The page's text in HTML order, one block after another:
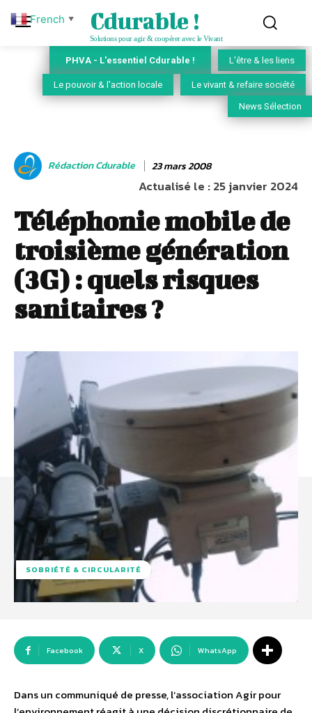
Cdurable !
Solutions pour agir & coopérer avec le Vivant
PHVA - L'essentiel Cdurable ! L'être & les liens
Le pouvoir & l'action locale Le vivant & refaire société
News Sélection
Rédaction Cdurable 23 mars 2008
Actualisé le :25 janvier 2024
Téléphonie mobile de
troisième génération
(3G) : quels risques
sanitaires ?
SOBRIÉTÉ & CIRCULARITÉ
Facebook X WhatsApp
Dans un communiqué de presse, l’association Agir pour
French ▼